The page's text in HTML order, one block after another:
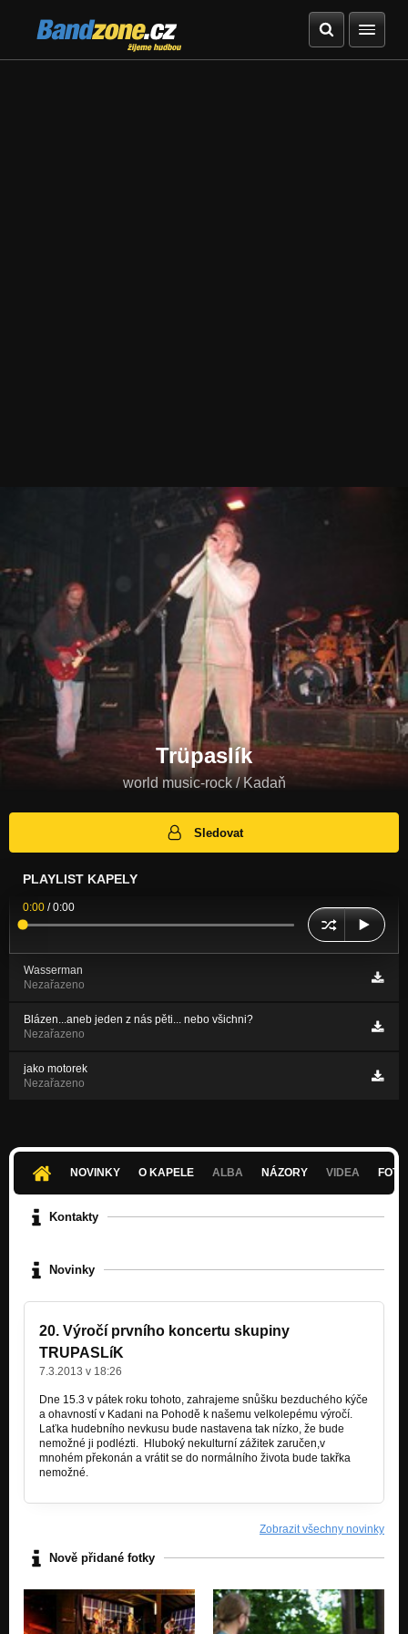
Bandzone.cz
žijeme hudbou
Trüpaslík
world music-rock / Kadaň
Sledovat
PLAYLIST KAPELY
0:00 /0:00
Wasserman
Nezařazeno
Blázen...aneb jeden z nás pěti... nebo všichni?
Nezařazeno
jako motorek
Nezařazeno
NOVINKY O KAPELE ALBA NÁZORY VIDEA
Kontakty
Novinky
20. Výročí prvního koncertu skupiny
TRUPASLíK
7.3.2013 v 18:26
Dne 15.3 v pátek roku tohoto, zahrajeme snůšku bezduchého kýče
a ohavností v Kadani na Pohodě k našemu velkolepému výročí.
Laťka hudebního nevkusu bude nastavena tak nízko, že bude
nemožné ji podlézti. Hluboký nekulturní zážitek zaručen,v
mnohém překonán a vrátit se do normálního života bude takřka
nemožné.
Zobrazit všechny novinky
Nově přidané fotky